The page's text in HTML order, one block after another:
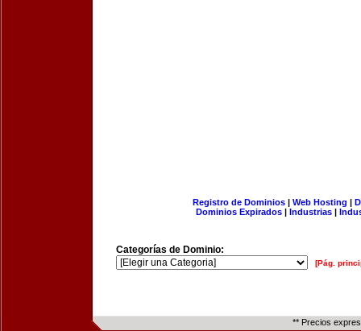
Registro de Dominios| Web Hosting |
Dominios Expirados | Industrias |
Categorías de Dominio:
[Pág.
** Precios